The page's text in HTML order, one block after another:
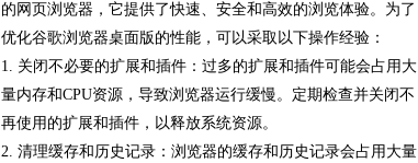
的网页浏览器，它提供了快速、安全和高效的浏览体验。为了
优化谷歌浏览器桌面版的性能，可以采取以下操作经验：
1. 关闭不必要的扩展和插件：过多的扩展和插件可能会占用大
量内存和CPU资源，导致浏览器运行缓慢。定期检查并关闭不
再使用的扩展和插件，以释放系统资源。
2. 清理缓存和历史记录：浏览器的缓存和历史记录会占用大量